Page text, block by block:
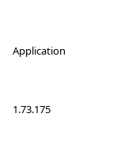
Application
1.73.175